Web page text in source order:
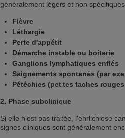
généralement légers et non
Fièvre
Léthargie
Perte d'appétit
Démarche instable ou boiterie
Ganglions lymphatiques enflés
Saignements spontanés (par
Pétéchies (petites taches
2. Phase subclinique
Si elle n'est pas traitée, l'ehrlichiose
signes cliniques sont généralement